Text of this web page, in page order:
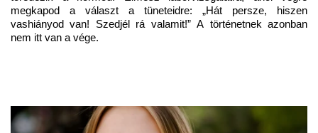
megkapod a választ a tüneteidre: „Hát persze, hiszen
vashiányod van! Szedjél rá valamit!” A történetnek azonban
nem itt van a vége.